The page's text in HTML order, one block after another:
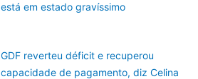
está em estado gravíssimo
GDF reverteu déficit e recuperou
capacidade de pagamento, diz Celina